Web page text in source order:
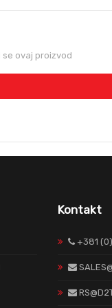
ovaj proizvod
Kontakt
+381